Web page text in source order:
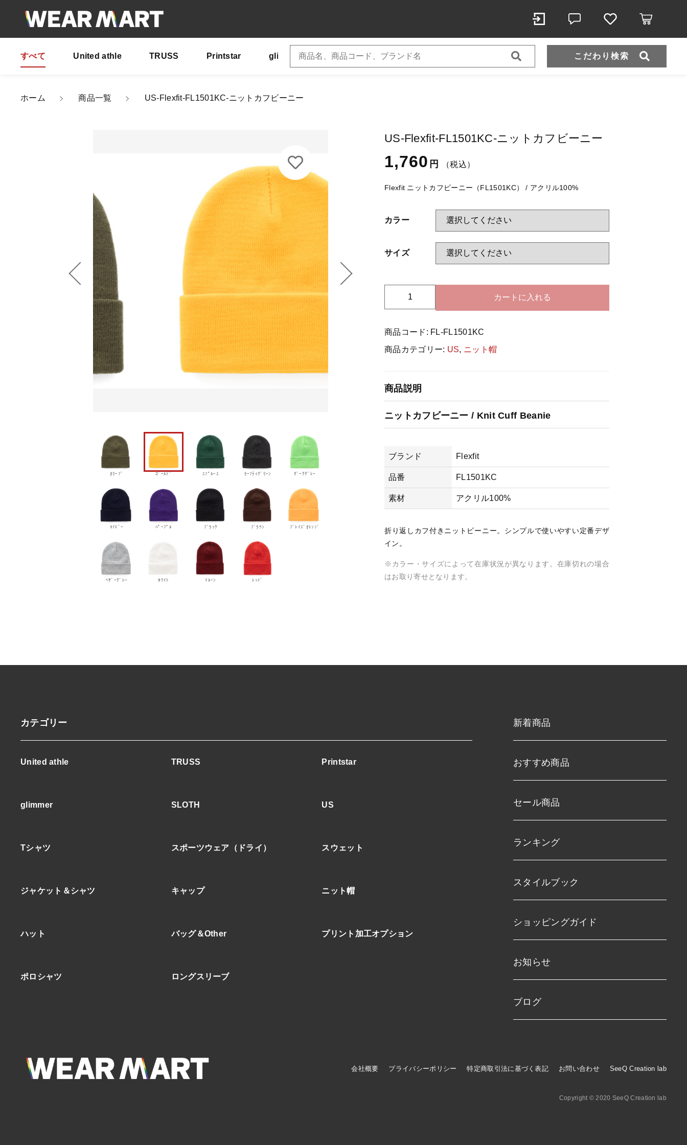
すべて United athle TRUSS Printstar glimmer SLOTH US スポーツウェア（ドライ） スウェット
こだわり検索
ホーム 商品一覧 US-Flexfit-FL1501KC-ニットカフビーニー
ｵﾘｰﾌﾞ ｺﾞｰﾙﾄﾞ ｽﾌﾟﾙｰｽ ｾｰﾌﾃｨｸﾞﾘｰﾝ ﾀﾞｰｸｸﾞﾚｰ
ﾈｲﾋﾞｰ ﾊﾟｰﾌﾟﾙ ﾌﾞﾗｯｸ ﾌﾞﾗｳﾝ ﾌﾞﾚｲｽﾞｵﾚﾝｼﾞ
ﾍｻﾞｰｸﾞﾚｰ ﾎﾜｲﾄ ﾏﾙｰﾝ ﾚｯﾄﾞ
US-Flexfit-FL1501KC-ニットカフビーニー
1,760 円 （税込）
Flexfit ニットカフビーニー（FL1501KC） / アクリル100%
カラー
サイズ
S
F
l
i
-
F
1
5
0
K
-
ニ
ト
カ
カートに入れる
商品コード: FL-FL1501KC
商品カテゴリー: US, ニット帽
商品説明
ニットカフビーニー / Knit Cuff Beanie
ブランド Flexfit
品番 FL1501KC
素材 アクリル100%
折り返しカフ付きニットビーニー。シンプルで使いやすい定番デザ
イン。
※カラー・サイズによって在庫状況が異なります。在庫切れの場合
はお取り寄せとなります。
数量
カートを確認する
カテゴリー
United athle TRUSS Printstar
glimmer SLOTH US
Tシャツ スポーツウェア（ドライ） スウェット
ジャケット＆シャツ キャップ ニット帽
ハット バッグ＆Other プリント加工オプション
ポロシャツ ロングスリーブ
新着商品
おすすめ商品
セール商品
ランキング
スタイルブック
ショッピングガイド
お知らせ
ブログ
会社概要 プライバシーポリシー 特定商取引法に基づく表記 お問い合わせ SeeQ Creation lab
Copyright © 2020 SeeQ Creation lab
子カテゴリ
在庫あり セール
並び順